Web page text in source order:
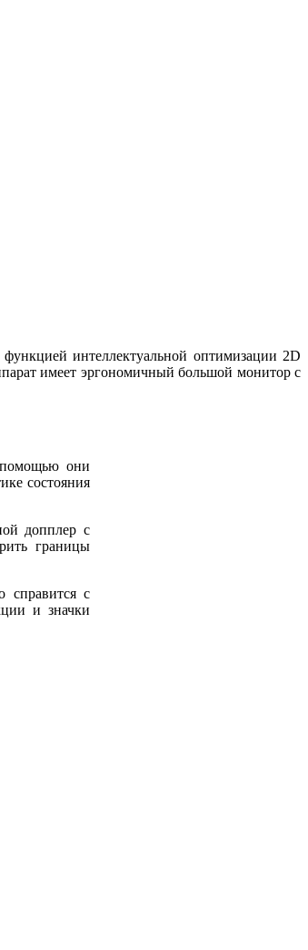
интеллектуальной оптимизации 2D
имеет эргономичный большой монитор с
помощью они
состояния
допплер с
границы
справится с
и значки